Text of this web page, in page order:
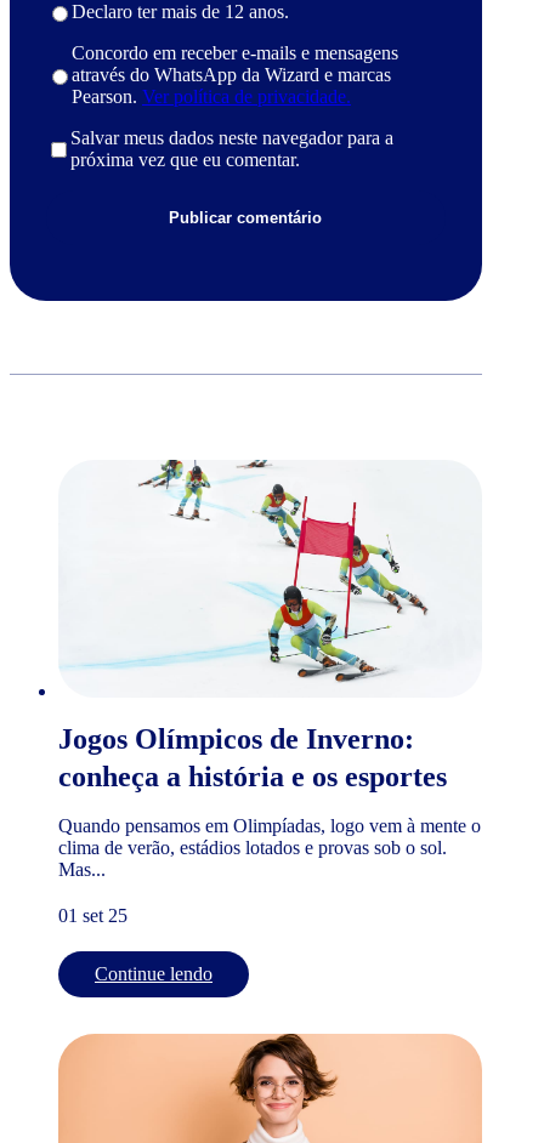
Declaro ter mais de 12 anos.
Concordo em receber e-mails e mensagens
através do WhatsApp da Wizard e marcas
Pearson. Ver política de privacidade.
Salvar meus dados neste navegador para a
próxima vez que eu comentar.
Jogos Olímpicos de Inverno:
conheça a história e os esportes
Quando pensamos em Olimpíadas, logo vem à mente o
clima de verão, estádios lotados e provas sob o sol.
Mas...
01 set 25
Continue lendo